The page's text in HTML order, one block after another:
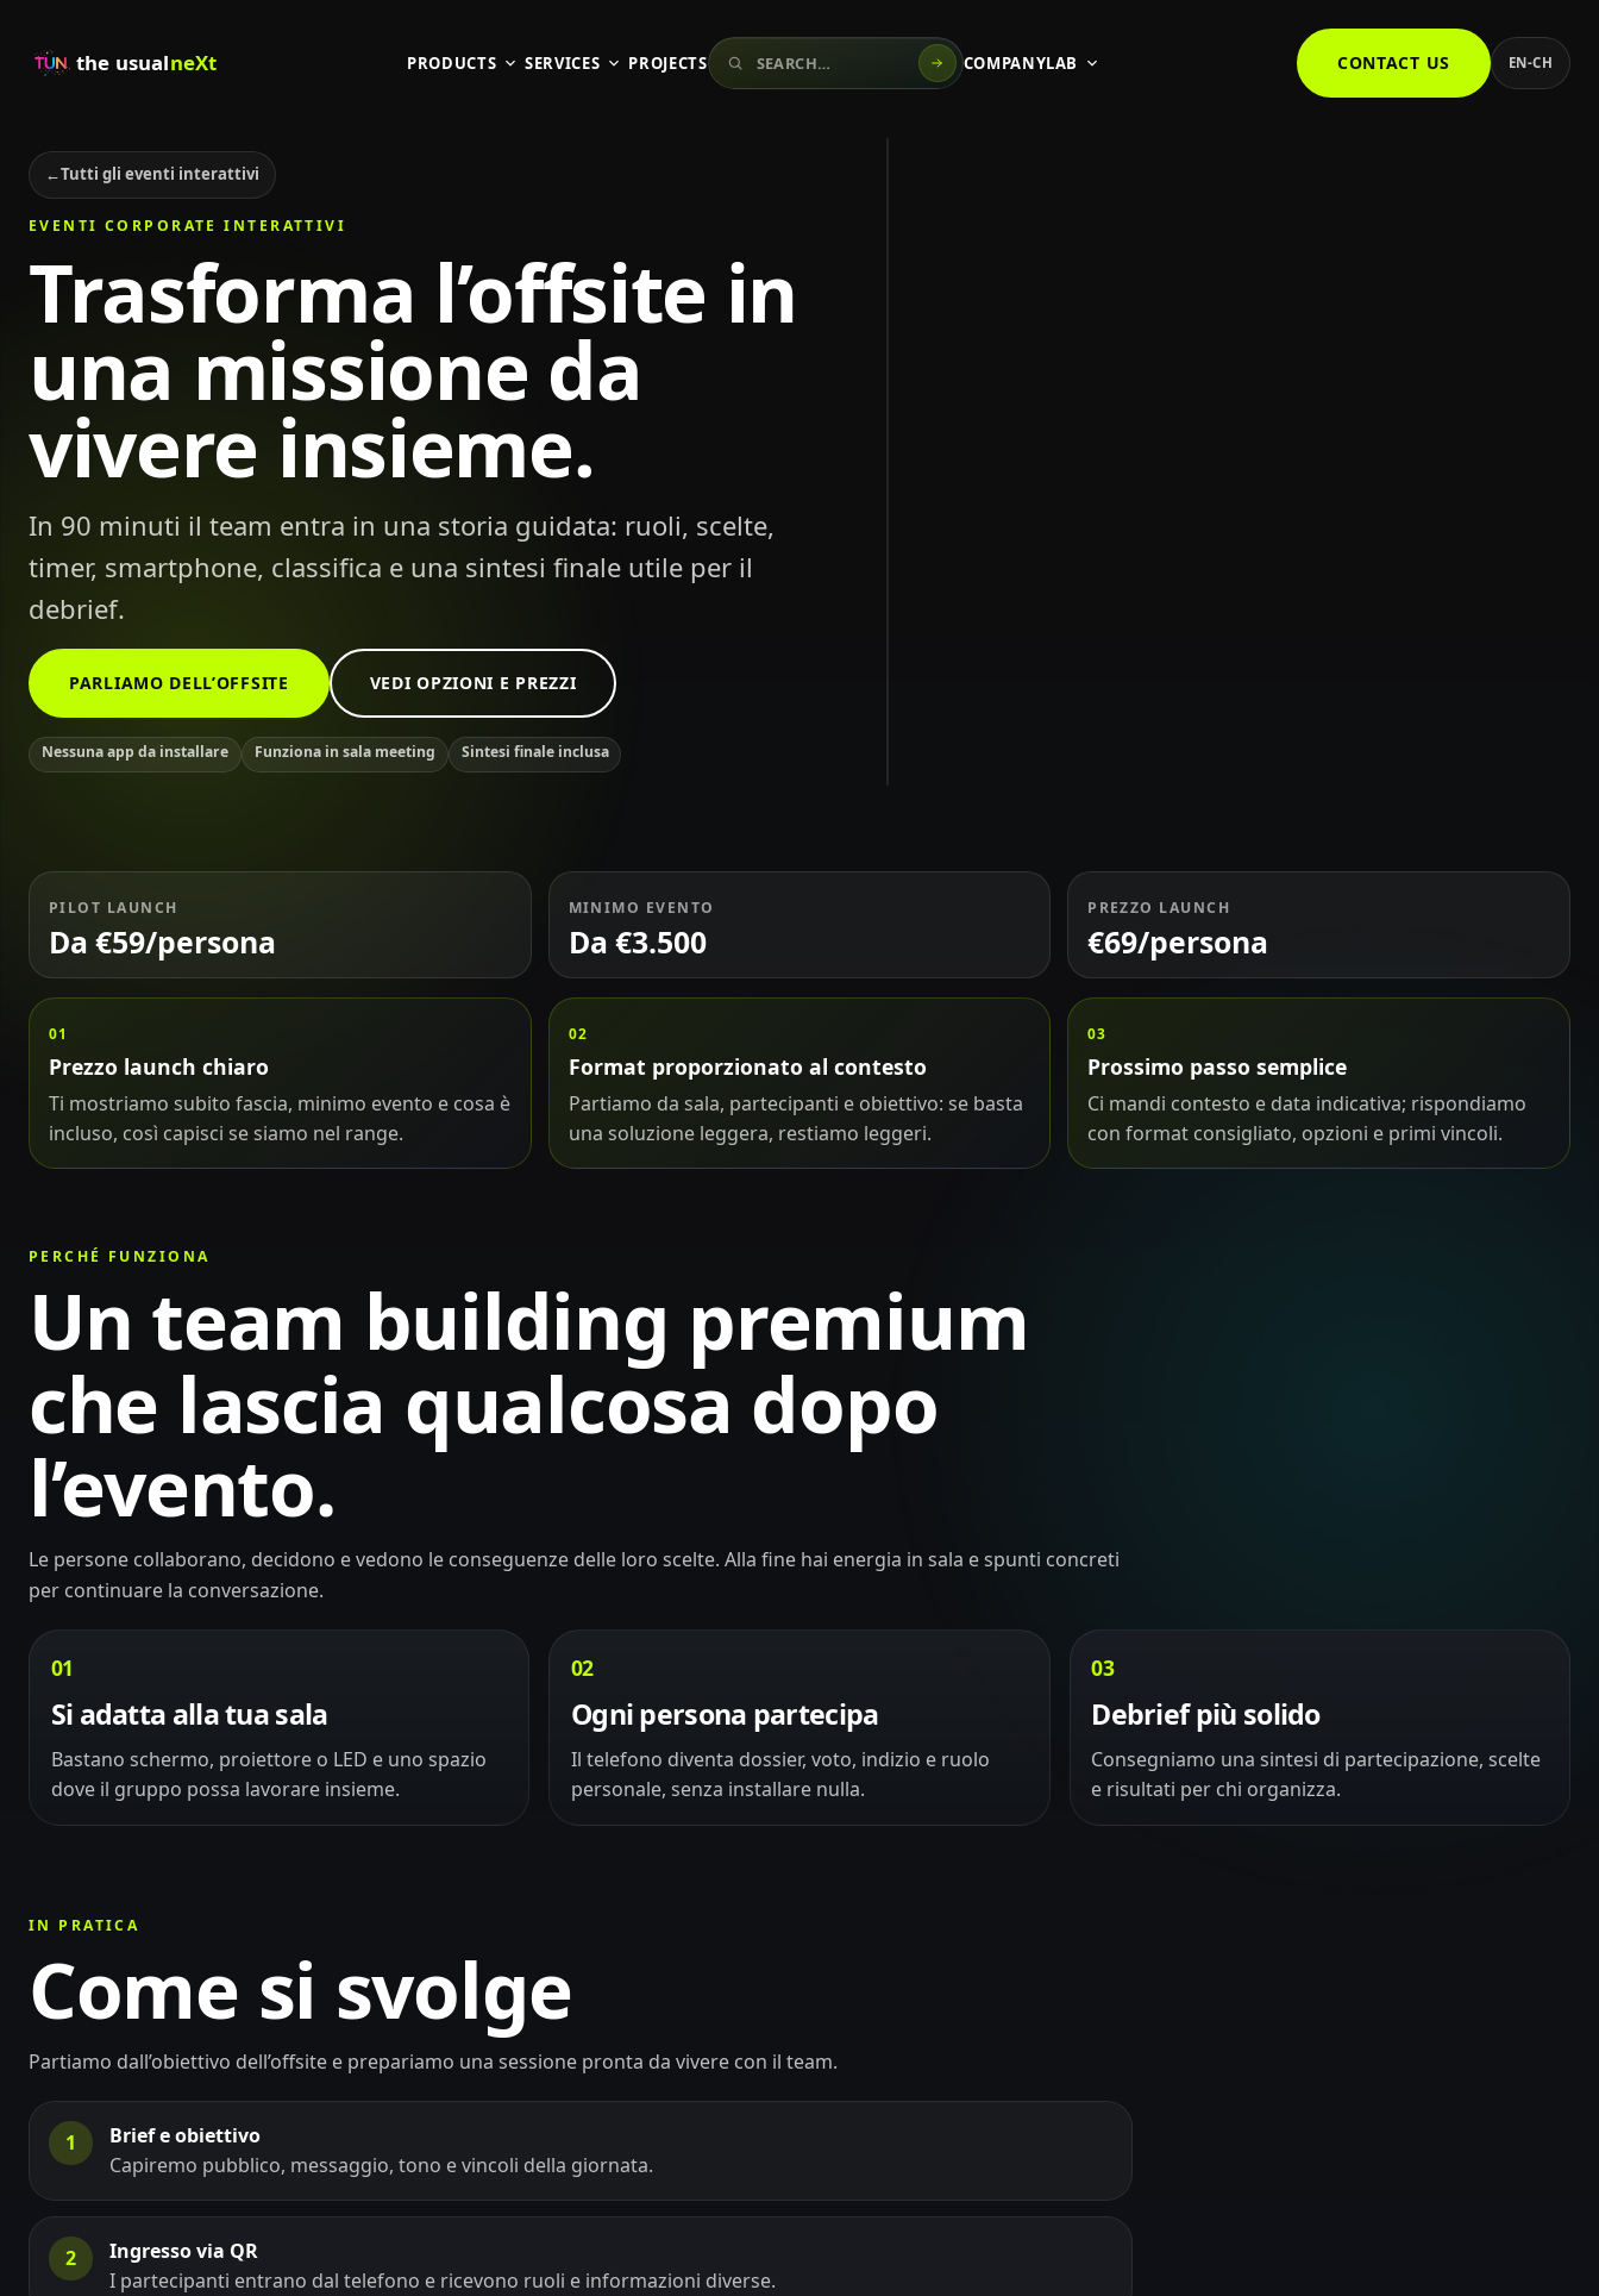
the usualneXt PRODUCTS SERVICES PROJECTSSearch the website COMPANYLAB CONTACT US EN-CH
←Tutti gli eventi interattivi
EVENTI CORPORATE INTERATTIVI
Trasforma l’offsite in
una missione da
vivere insieme.
In 90 minuti il team entra in una storia guidata: ruoli, scelte,
timer, smartphone, classifica e una sintesi finale utile per il
debrief.
PARLIAMO DELL’OFFSITE VEDI OPZIONI E PREZZI
Nessuna app da installare Funziona in sala meeting Sintesi finale inclusa
PILOT LAUNCH
Da €59/persona
MINIMO EVENTO
Da €3.500
PREZZO LAUNCH
€69/persona
01
Prezzo launch chiaro
Ti mostriamo subito fascia, minimo evento e cosa è
incluso, così capisci se siamo nel range.
02
Format proporzionato al contesto
Partiamo da sala, partecipanti e obiettivo: se basta
una soluzione leggera, restiamo leggeri.
03
Prossimo passo semplice
Ci mandi contesto e data indicativa; rispondiamo
con format consigliato, opzioni e primi vincoli.
PERCHÉ FUNZIONA
Un team building premium
che lascia qualcosa dopo
l’evento.
Le persone collaborano, decidono e vedono le conseguenze delle loro scelte. Alla fine hai energia in sala e spunti concreti
per continuare la conversazione.
01
Si adatta alla tua sala
Bastano schermo, proiettore o LED e uno spazio
dove il gruppo possa lavorare insieme.
02
Ogni persona partecipa
Il telefono diventa dossier, voto, indizio e ruolo
personale, senza installare nulla.
03
Debrief più solido
Consegniamo una sintesi di partecipazione, scelte
e risultati per chi organizza.
IN PRATICA
Come si svolge
Partiamo dall’obiettivo dell’offsite e prepariamo una sessione pronta da vivere con il team.
1
Brief e obiettivo
Capiremo pubblico, messaggio, tono e vincoli della giornata.
2
Ingresso via QR
I partecipanti entrano dal telefono e ricevono ruoli e informazioni diverse.